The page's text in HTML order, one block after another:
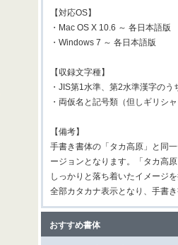
【対応OS】
・Mac OS X 10.6 ～ 各日本語版
・Windows 7 ～ 各日本語版
【収録文字種】
・JIS第1水準、第2水準漢字のう
・両仮名と記号類（但しギリシ
【備考】
手書き書体の「タカ高原」と同
ージョンとなります。「タカ高
しっかりと落ち着いたイメージ
全部カタカナ表示となり、手書
おすすめ書体